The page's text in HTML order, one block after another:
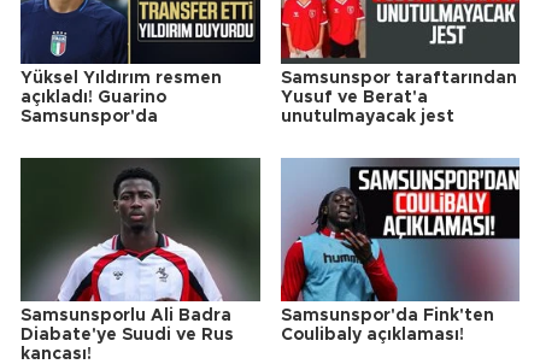
Yüksel Yıldırım resmen
açıkladı! Guarino
Samsunspor'da
Samsunspor taraftarından
Yusuf ve Berat'a
unutulmayacak jest
Samsunsporlu Ali Badra
Diabate'ye Suudi ve Rus
kancası!
Samsunspor'da Fink'ten
Coulibaly açıklaması!